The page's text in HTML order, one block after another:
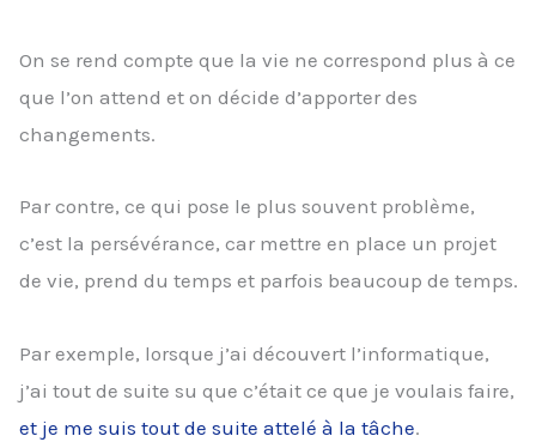
On se rend compte que la vie ne correspond plus à ce
que l’on attend et on décide d’apporter des
changements.
Par contre, ce qui pose le plus souvent problème,
c’est la persévérance, car mettre en place un projet
de vie, prend du temps et parfois beaucoup de temps.
Par exemple, lorsque j’ai découvert l’informatique,
j’ai tout de suite su que c’était ce que je voulais faire,
et je me suis tout de suite attelé à la tâche.